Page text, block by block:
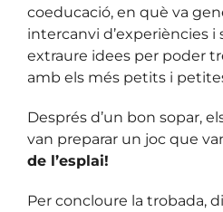
coeducació, en què va
intercanvi d’experiències
extraure idees per poder
amb els més petits i
Després d’un bon sopar,
van preparar un joc que
de l’esplai!
Per concloure la trobada,